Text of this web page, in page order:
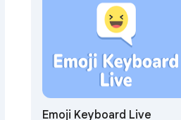
Emoji Keyboard Live